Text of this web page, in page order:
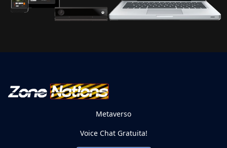
Metaverso
Voice Chat Gratuita!